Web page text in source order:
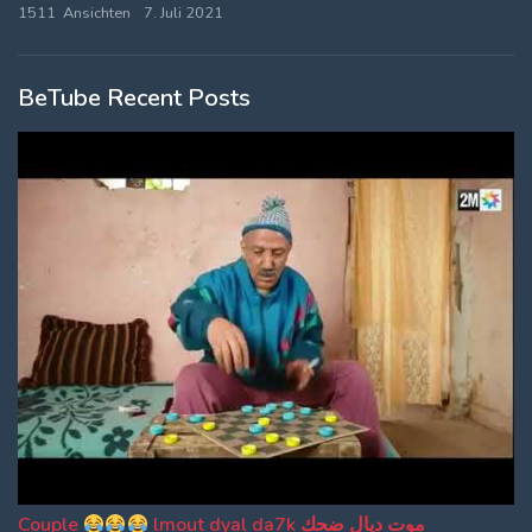
1511 Ansichten
7. Juli 2021
BeTube Recent Posts
Couple lmout dyal da7k موت ديال ضحك